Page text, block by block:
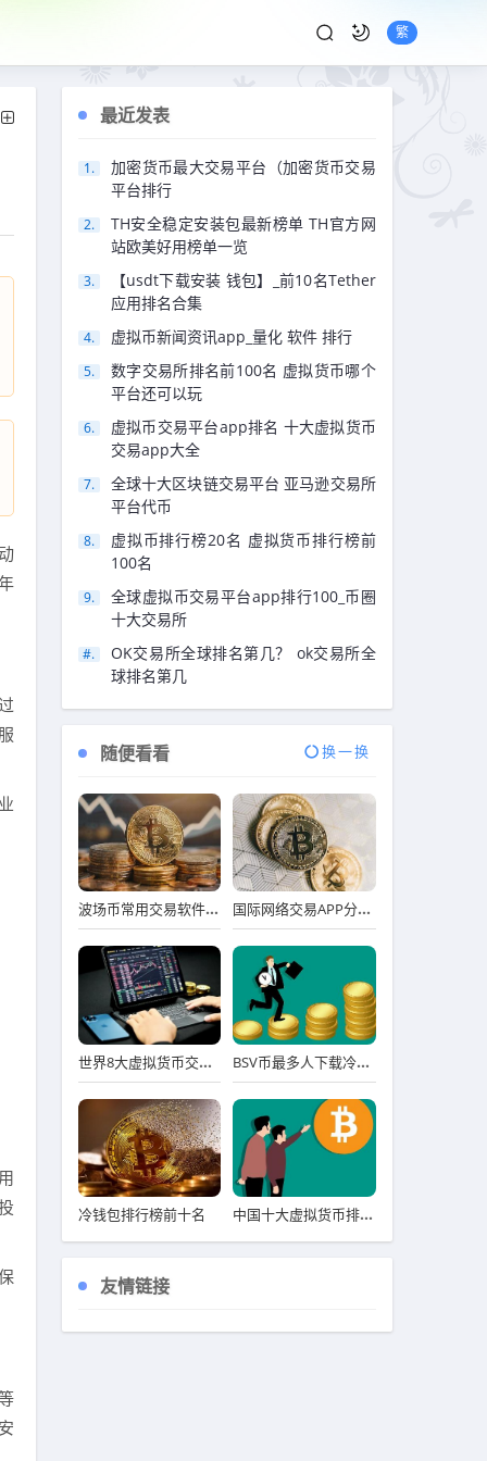
繁
最近发表
加密货币最大交易平台（加密货币交易
平台排行
TH安全稳定安装包最新榜单 TH官方网
站欧美好用榜单一览
【usdt下载安装 钱包】_前10名Tether
应用排名合集
虚拟币新闻资讯app_量化 软件 排行
数字交易所排名前100名 虚拟货币哪个
平台还可以玩
虚拟币交易平台app排名 十大虚拟货币
交易app大全
全球十大区块链交易平台 亚马逊交易所
平台代币
虚拟币排行榜20名 虚拟货币排行榜前
100名
全球虚拟币交易平台app排行100_币圈
十大交易所
OK交易所全球排名第几？ ok交易所全
球排名第几
随便看看 换一换
波场币常用交易软件排行榜 国际网络交易APP分享_十大实用靠谱国际网络交易APP市场占有率排名
世界8大虚拟货币交易所排行榜 八大虚拟货币交易平台排名 BSV币最多人下载冷钱包用户量排名 BSV币冷钱包名气最大iOS排行榜
冷钱包排行榜前十名 中国十大虚拟货币排名 前十详解
友情链接